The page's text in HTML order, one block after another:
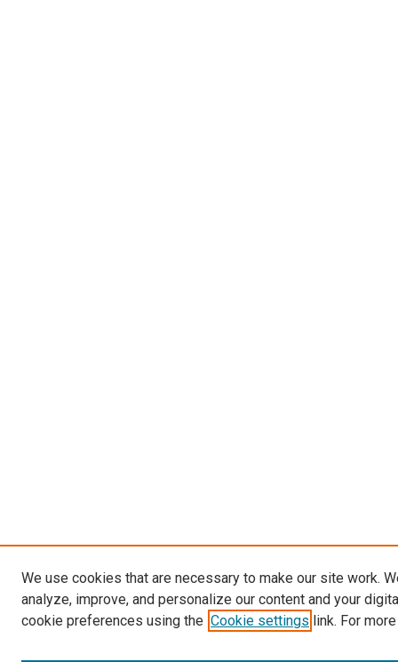
We use cookies that are necessary to make our site work.
analyze, improve, and personalize our content and your
cookie preferences using the Cookie settings link. For